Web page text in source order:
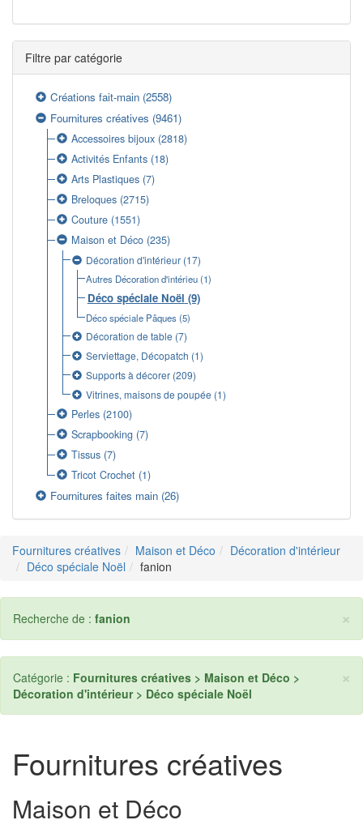
Filtre par catégorie
Créations fait-main (2558)
Fournitures créatives (9461)
Accessoires bijoux (2818)
Activités Enfants (18)
Arts Plastiques (7)
Breloques (2715)
Couture (1551)
Maison et Déco (235)
Décoration d'intérieur(17)
Autres Décoration d'intérieu(1)
Déco spéciale Noël (9)
Déco spéciale Pâques(5)
Décoration de table (7)
Serviettage, Décopatch (1)
Supports à décorer(209)
Vitrines, maisons de poupée (1)
Perles (2100)
Scrapbooking (7)
Tissus (7)
Tricot Crochet (1)
Fournitures faites main (26)
Fournitures créatives Maison et Déco
Décoration d'intérieur
Déco spéciale Noël
fanion
×
Recherche de : fanion
×
Catégorie : Fournitures créatives > Maison et Déco >
Décoration d'intérieur > Déco spéciale Noël
Fournitures créatives
Maison et Déco